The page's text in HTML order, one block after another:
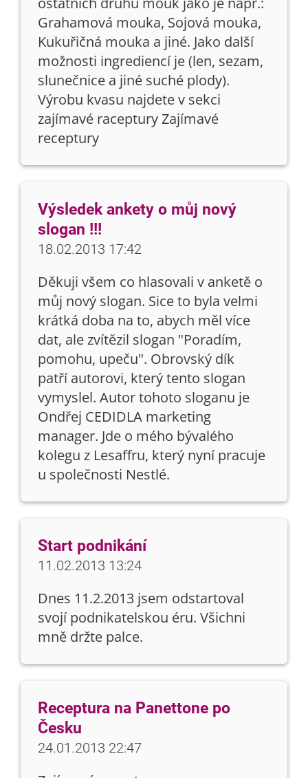
Grahamová mouka, Sojová mouka,
Kukuřičná mouka a jiné. Jako další
možnosti ingrediencí je (len, sezam,
slunečnice a jiné suché plody).
Výrobu kvasu najdete v sekci
zajímavé raceptury Zajímavé
receptury
Výsledek ankety o můj nový
slogan !!!
18.02.2013 17:42
Děkuji všem co hlasovali v anketě o
můj nový slogan. Sice to byla velmi
krátká doba na to, abych měl více
dat, ale zvítězil slogan "Poradím,
pomohu, upeču". Obrovský dík
patří autorovi, který tento slogan
vymyslel. Autor tohoto sloganu je
Ondřej CEDIDLA marketing
manager. Jde o mého bývalého
kolegu z Lesaffru, který nyní pracuje
u společnosti Nestlé.
Start podnikání
11.02.2013 13:24
Dnes 11.2.2013 jsem odstartoval
svojí podnikatelskou éru. Všichni
mně držte palce.
Receptura na Panettone po
Česku
24.01.2013 22:47